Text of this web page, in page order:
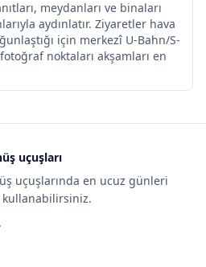
meydanları ve binaları
aydınlatır. Ziyaretler hava
için merkezî U-Bahn/S-
noktaları akşamları en
uçuşları
uçuşlarında en ucuz günleri